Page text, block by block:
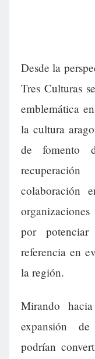
Desde la
Tres Culturas
emblemática
la cultura
de fomento
colaboración
por
referencia en
la región.
Mirando
expansión
podrían